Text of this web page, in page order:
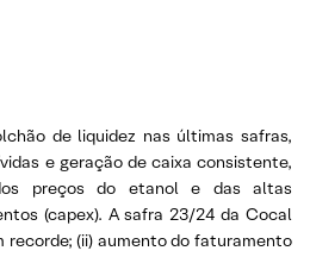
de liquidez nas últimas safras,
e geração de caixa consistente,
preços do etanol e das altas
(capex). A safra 23/24 da Cocal
recorde; (ii) aumento do faturamento